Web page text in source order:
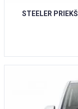
STEELER